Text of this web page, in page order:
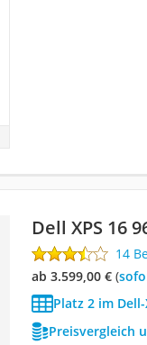
Dell XPS 16
14
ab 3.599,00 €(
Platz 2 im
Preisvergleich